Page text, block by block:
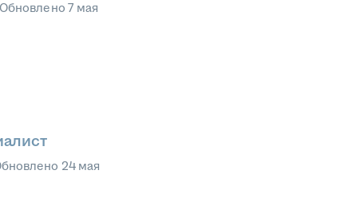
Обновлено 7 мая
24 мая